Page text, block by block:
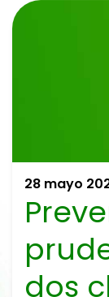
28 mayo
dos